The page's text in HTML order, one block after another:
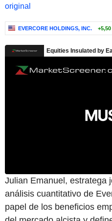
original
EVERCORE HOLDINGS, INC.
Julian Emanuel, estratega
análisis cuantitativo de
papel de los beneficios